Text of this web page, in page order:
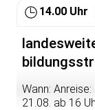
14.00 Uhr
Wann:
21.08. ab 16